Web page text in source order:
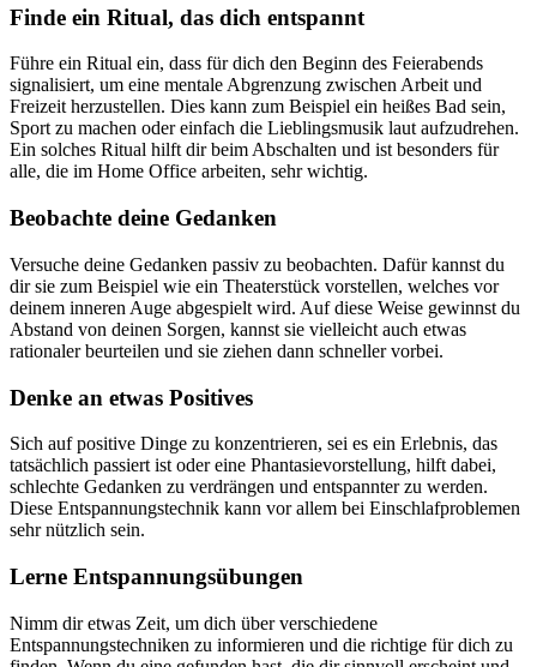
Finde ein Ritual, das dich entspannt
Führe ein Ritual ein, dass für dich den Beginn des Feierabends
signalisiert, um eine mentale Abgrenzung zwischen Arbeit und
Freizeit herzustellen. Dies kann zum Beispiel ein heißes Bad sein,
Sport zu machen oder einfach die Lieblingsmusik laut aufzudrehen.
Ein solches Ritual hilft dir beim Abschalten und ist besonders für
alle, die im Home Office arbeiten, sehr wichtig.
Beobachte deine Gedanken
Versuche deine Gedanken passiv zu beobachten. Dafür kannst du
dir sie zum Beispiel wie ein Theaterstück vorstellen, welches vor
deinem inneren Auge abgespielt wird. Auf diese Weise gewinnst du
Abstand von deinen Sorgen, kannst sie vielleicht auch etwas
rationaler beurteilen und sie ziehen dann schneller vorbei.
Denke an etwas Positives
Sich auf positive Dinge zu konzentrieren, sei es ein Erlebnis, das
tatsächlich passiert ist oder eine Phantasievorstellung, hilft dabei,
schlechte Gedanken zu verdrängen und entspannter zu werden.
Diese Entspannungstechnik kann vor allem bei Einschlafproblemen
sehr nützlich sein.
Lerne Entspannungsübungen
Nimm dir etwas Zeit, um dich über verschiedene
Entspannungstechniken zu informieren und die richtige für dich zu